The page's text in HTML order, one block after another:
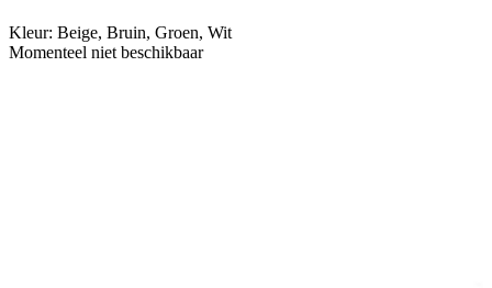
Kleur: Beige, Bruin, Groen, Wit
Momenteel niet beschikbaar